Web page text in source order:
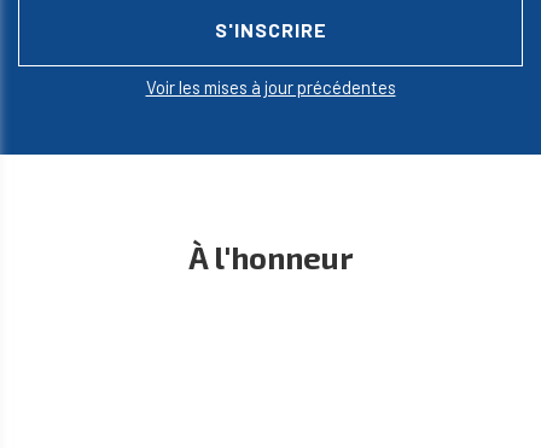
Voir les mises à jour précédentes
À l'honneur